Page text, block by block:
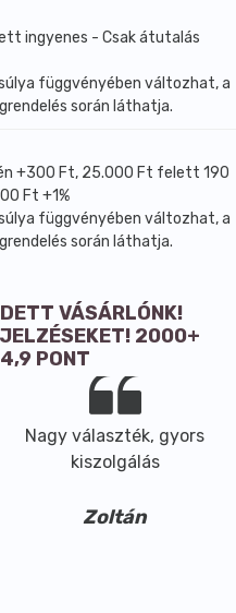
ingyenes - Csak átutalás
függvényében változhat, a
során láthatja.
+300 Ft, 25.000 Ft felett 190
Ft +1%
függvényében változhat, a
során láthatja.
VÁSÁRLÓNK!
2000+
PONT
Nagy választék, gyors
kiszolgálás
Zoltán